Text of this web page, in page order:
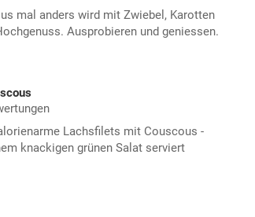
mal anders wird mit Zwiebel, Karotten
Ausprobieren und geniessen.
Lachsfilets mit Couscous -
knackigen grünen Salat serviert